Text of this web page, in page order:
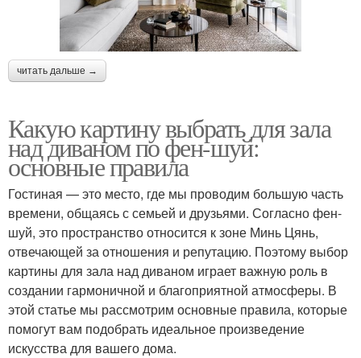
читать дальше →
Какую картину выбрать для зала
над диваном по фен-шуй:
основные правила
Гостиная — это место, где мы проводим большую часть
времени, общаясь с семьей и друзьями. Согласно фен-
шуй, это пространство относится к зоне Минь Цянь,
отвечающей за отношения и репутацию. Поэтому выбор
картины для зала над диваном играет важную роль в
создании гармоничной и благоприятной атмосферы. В
этой статье мы рассмотрим основные правила, которые
помогут вам подобрать идеальное произведение
искусства для вашего дома.